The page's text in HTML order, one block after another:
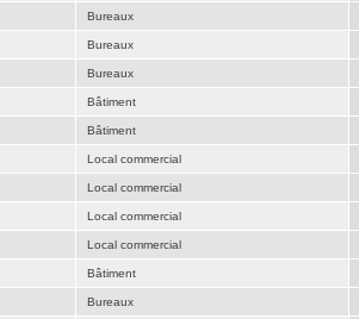
Bureaux
Bureaux
Bureaux
Bâtiment
Bâtiment
Local commercial
Local commercial
Local commercial
Local commercial
Bâtiment
Bureaux